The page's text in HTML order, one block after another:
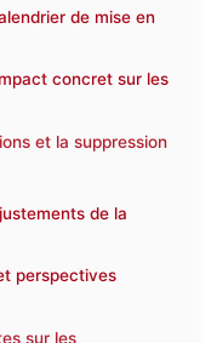
de mise en
concret sur les
et la suppression
de la
perspectives
sur les